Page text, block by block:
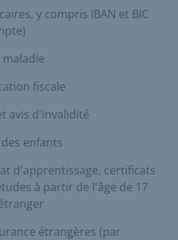
y compris IBAN et BIC
fiscale
avis d'invalidité
enfants
d'apprentissage, certificats
à partir de l'âge de 17
étrangères (par